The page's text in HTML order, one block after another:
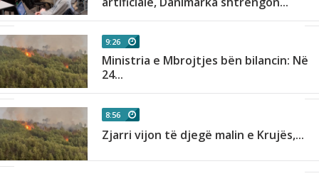
9:26
Ministria e Mbrojtjes bën bilancin: Në
24...
8:56
Zjarri vijon të djegë malin e Krujës,...